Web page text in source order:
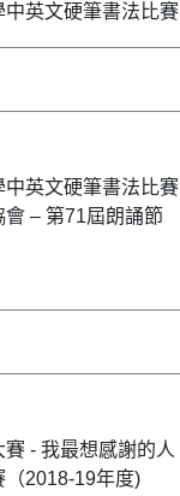
英文硬筆書法比賽
英文硬筆書法比賽
– 第71屆朗誦節
- 我最想感謝的人
2018-19年度)